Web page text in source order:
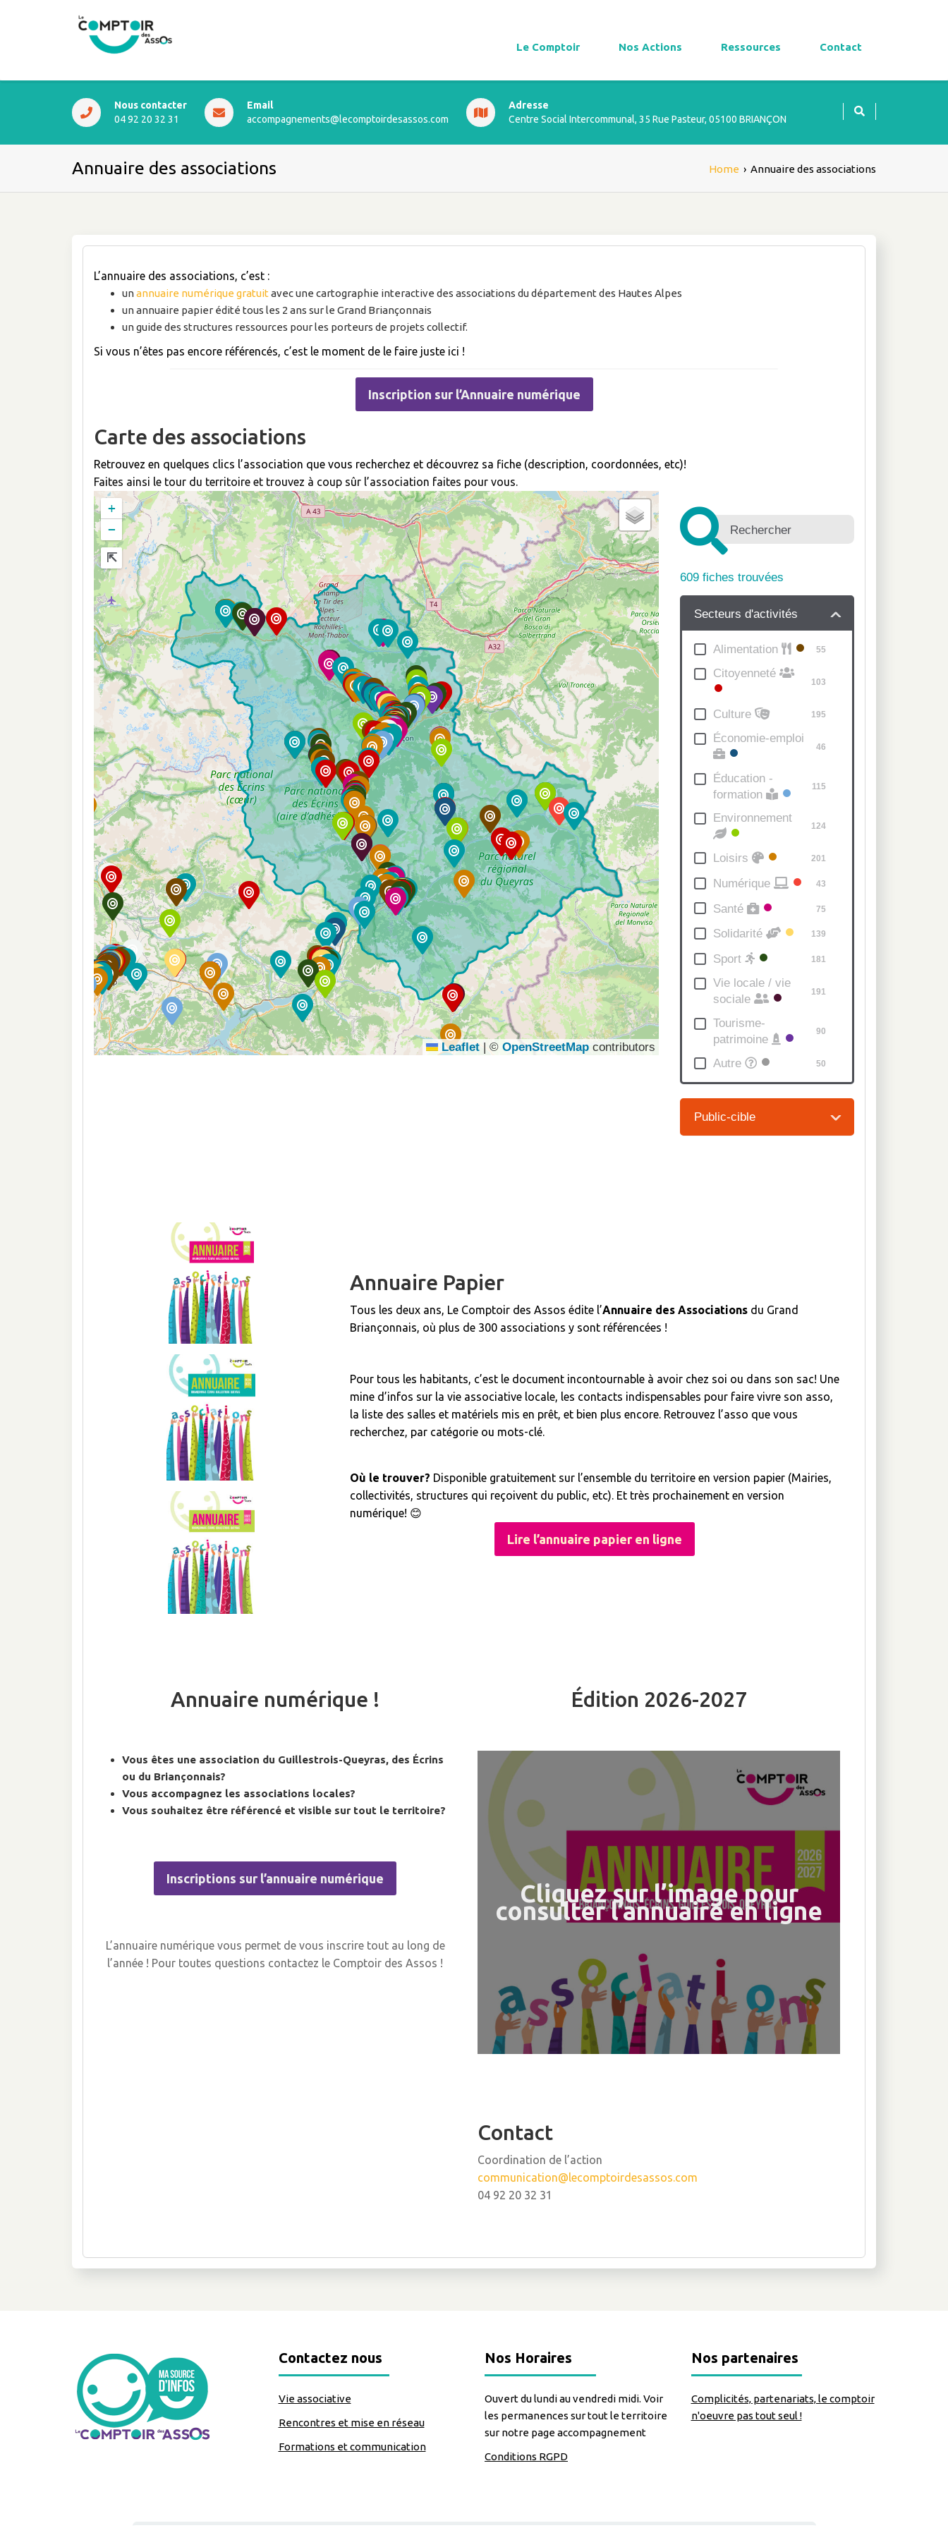
Le Comptoir Nos Actions Ressources Contact
Nous contacter
04 92 20 32 31
Email
accompagnements@lecomptoirdesassos.com
Adresse
Centre Social Intercommunal, 35 Rue Pasteur, 05100 BRIANÇON
Annuaire des associations Home › Annuaire des associations
L’annuaire des associations, c’est :
unannuaire numérique gratuitavec une cartographie interactive des associations du département des Hautes Alpes
un annuaire papier édité tous les 2 ans sur le Grand Briançonnais
un guide des structures ressources pour les porteurs de projets collectif.
Si vous n’êtes pas encore référencés, c’est le moment de le faire juste ici !
Inscription sur l’Annuaire numérique
Carte des associations
Retrouvez en quelques clics l’association que vous recherchez et découvrez sa fiche (description, coordonnées, etc)!
Faites ainsi le tour du territoire et trouvez à coup sûr l’association faites pour vous.
Annuaire Papier
Tous les deux ans, Le Comptoir des Assos édite l’Annuaire des Associationsdu Grand
Briançonnais, où plus de 300 associations y sont référencées !
Pour tous les habitants, c’est le document incontournable à avoir chez soi ou dans son sac! Une
mine d’infos sur la vie associative locale, les contacts indispensables pour faire vivre son asso,
la liste des salles et matériels mis en prêt, et bien plus encore. Retrouvez l’asso que vous
recherchez, par catégorie ou mots-clé.
Où le trouver? Disponible gratuitement sur l’ensemble du territoire en version papier (Mairies,
collectivités, structures qui reçoivent du public, etc). Et très prochainement en version
numérique! 😊
Lire l’annuaire papier en ligne
Annuaire numérique !
Vous êtes une association du Guillestrois-Queyras, des Écrins
ou du Briançonnais?
Vous accompagnez les associations locales?
Vous souhaitez être référencé et visible sur tout le territoire?
Inscriptions sur l’annuaire numérique
L’annuaire numérique vous permet de vous inscrire tout au long de
l’année ! Pour toutes questions contactez le Comptoir des Assos !
Édition 2026-2027
Cliquez sur l’image pour
consulter l’annuaire en ligne
Contact
Coordination de l’action
communication@lecomptoirdesassos.com
04 92 20 32 31
Contactez nous
Vie associative
Rencontres et mise en réseau
Formations et communication
Nos Horaires
Ouvert du lundi au vendredi midi. Voir
les permanences sur tout le territoire
sur notre page accompagnement
Conditions RGPD
Nos partenaires
Complicités, partenariats, le comptoir
n'oeuvre pas tout seul !